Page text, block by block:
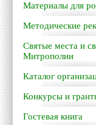
Материалы для
Методические
Святые места и
Митрополии
Каталог
Конкурсы и
Гостевая книга